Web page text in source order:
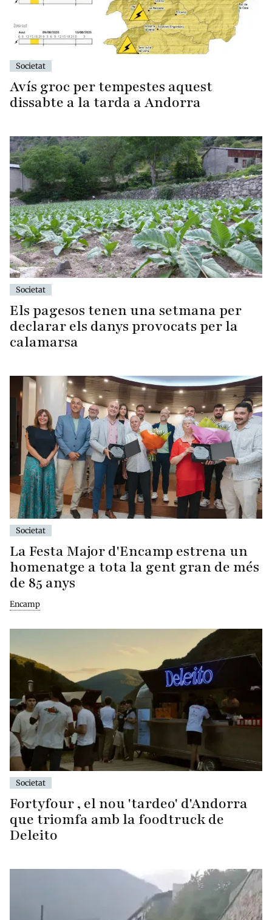
Societat
Avís groc per tempestes aquest
dissabte a la tarda a Andorra
Societat
Els pagesos tenen una setmana per
declarar els danys provocats per la
calamarsa
Societat
La Festa Major d'Encamp estrena un
homenatge a tota la gent gran de més
de 85 anys
Encamp
Societat
Fortyfour , el nou 'tardeo' d'Andorra
que triomfa amb la foodtruck de
Deleito